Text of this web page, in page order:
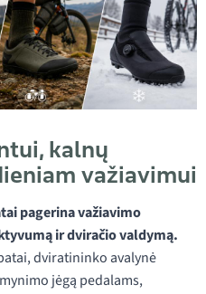
kalnų
važiavimui
pagerina važiavimo
ir dviračio valdymą.
dviratininko avalynė
jėgą pedalams,